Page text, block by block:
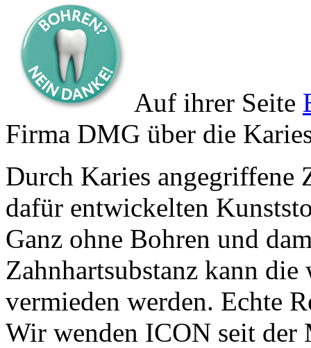
Auf ihrer Seite
Firma DMG über die
Durch Karies angegriffene
dafür entwickelten
Ganz ohne Bohren und
Zahnhartsubstanz kann die
vermieden werden. Echte
Wir wenden ICON seit